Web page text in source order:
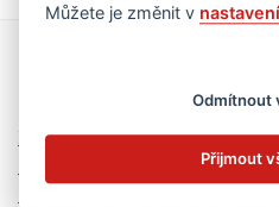
Elektronická žákovská
Můžete je změnit v nastavení
Odmítnout
Přijmout